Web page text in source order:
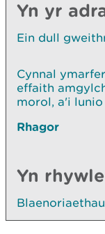
Yn yr
Ein dull
Cynnal
effaith
morol, a'i lunio
Rhagor
Yn